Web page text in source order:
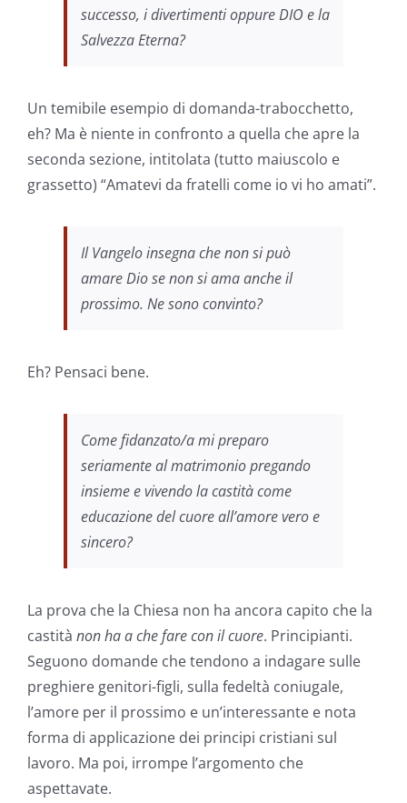
successo, i divertimenti oppure DIO e la
Salvezza Eterna?
Un temibile esempio di domanda-trabocchetto,
eh? Ma è niente in confronto a quella che apre la
seconda sezione, intitolata (tutto maiuscolo e
grassetto) “Amatevi da fratelli come io vi ho amati”.
Il Vangelo insegna che non si può
amare Dio se non si ama anche il
prossimo. Ne sono convinto?
Eh? Pensaci bene.
Come fidanzato/a mi preparo
seriamente al matrimonio pregando
insieme e vivendo la castità come
educazione del cuore all’amore vero e
sincero?
La prova che la Chiesa non ha ancora capito che la
castità non ha a che fare con il cuore. Principianti.
Seguono domande che tendono a indagare sulle
preghiere genitori-figli, sulla fedeltà coniugale,
l’amore per il prossimo e un’interessante e nota
forma di applicazione dei principi cristiani sul
lavoro. Ma poi, irrompe l’argomento che
aspettavate.